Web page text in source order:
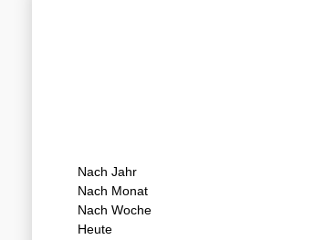
Nach Jahr
Nach Monat
Nach Woche
Heute